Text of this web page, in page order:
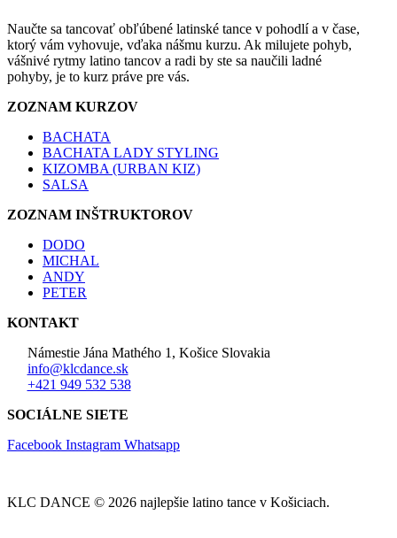
Naučte sa tancovať obľúbené latinské tance v pohodlí a v čase,
ktorý vám vyhovuje, vďaka nášmu kurzu. Ak milujete pohyb,
vášnivé rytmy latino tancov a radi by ste sa naučili ladné
pohyby, je to kurz práve pre vás.
ZOZNAM KURZOV
BACHATA
BACHATA LADY STYLING
KIZOMBA (URBAN KIZ)
SALSA
ZOZNAM INŠTRUKTOROV
DODO
MICHAL
ANDY
PETER
KONTAKT
Námestie Jána Mathého 1, Košice Slovakia
info@klcdance.sk
+421 949 532 538
SOCIÁLNE SIETE
Facebook Instagram Whatsapp
KLC DANCE © 2026 najlepšie latino tance v Košiciach.